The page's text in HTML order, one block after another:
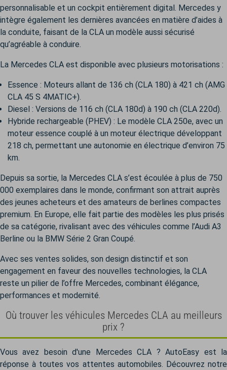
personnalisable et un cockpit entièrement digital. Mercedes y
intègre également les dernières avancées en matière d’aides à
la conduite, faisant de la CLA un modèle aussi sécurisé
qu’agréable à conduire.
La Mercedes CLA est disponible avec plusieurs motorisations :
Essence : Moteurs allant de 136 ch (CLA 180) à 421 ch (AMG
CLA 45 S 4MATIC+).
Diesel : Versions de 116 ch (CLA 180d) à 190 ch (CLA 220d).
Hybride rechargeable (PHEV) : Le modèle CLA 250e, avec un
moteur essence couplé à un moteur électrique développant
218 ch, permettant une autonomie en électrique d’environ 75
km.
Depuis sa sortie, la Mercedes CLA s’est écoulée à plus de 750
000 exemplaires dans le monde, confirmant son attrait auprès
des jeunes acheteurs et des amateurs de berlines compactes
premium. En Europe, elle fait partie des modèles les plus prisés
de sa catégorie, rivalisant avec des véhicules comme l’Audi A3
Berline ou la BMW Série 2 Gran Coupé.
Avec ses ventes solides, son design distinctif et son
engagement en faveur des nouvelles technologies, la CLA
reste un pilier de l’offre Mercedes, combinant élégance,
performances et modernité.
Où trouver les véhicules Mercedes CLA au meilleurs
prix ?
Vous avez besoin d'une Mercedes CLA ? AutoEasy est la
réponse à toutes vos attentes automobiles. Découvrez notre